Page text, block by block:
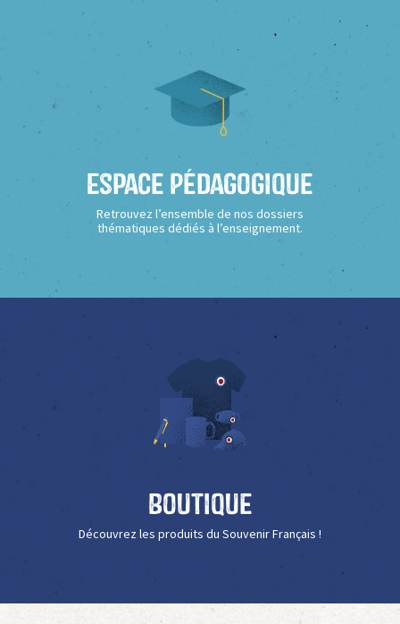
Espace Pédagogique
Retrouvez l’ensemble de nos dossiers
thématiques dédiés à l’enseignement.
Boutique
Découvrez les produits du Souvenir Français !